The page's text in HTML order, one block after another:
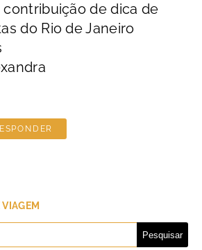
contribuição de dica de
do Rio de Janeiro